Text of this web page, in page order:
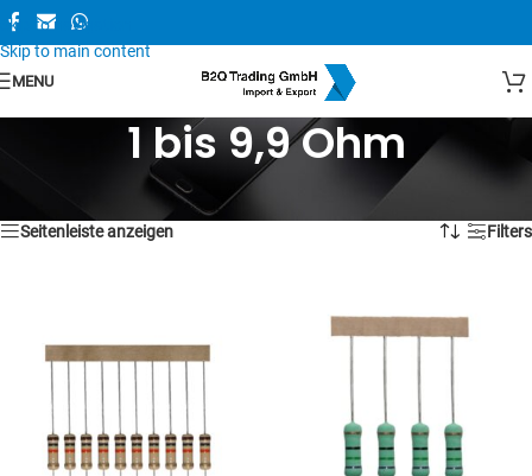
Skip to navigation
Skip to main content
MENU
1 bis 9,9 Ohm
1–16 von 17 Ergebnissen werden angezeigt
Seitenleiste anzeigen Filters